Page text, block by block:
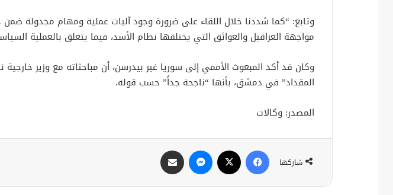
وتابع: “كما شددنا خلال اللقاء على ضرورة وجود آليات عملية ومهام مجدولة
مواجهة العراقيل والعوائق التي يختلقها نظام الأسد، فيما يتعلق بالعملية
وكان قد أكد المبعوث الأممي إلى سوريا غير بيدرسن، أن مباحثاته مع وزير
المقداد” في دمشق، بأنها “ناجحة جداً” حسب قوله.
المصدر: وكالات
شاركها
فيسبوك ماسنجر
الإحتلال
المدنيين
الإحتلال
شخص